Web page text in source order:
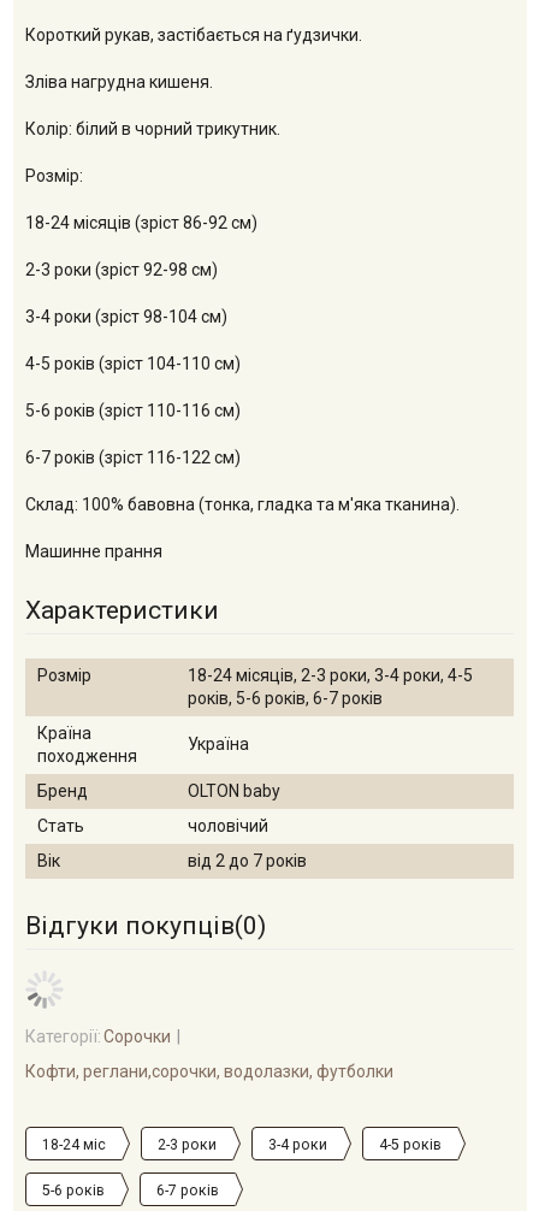
Короткий рукав, застібається на ґудзички.
Зліва нагрудна кишеня.
Колір: білий в чорний трикутник.
Розмір:
18-24 місяців (зріст 86-92 см)
2-3 роки (зріст 92-98 см)
3-4 роки (зріст 98-104 см)
4-5 років (зріст 104-110 см)
5-6 років (зріст 110-116 см)
6-7 років (зріст 116-122 см)
Склад: 100% бавовна (тонка, гладка та м'яка тканина).
Машинне прання
Характеристики
Розмір
18-24 місяців, 2-3 роки, 3-4 роки, 4-5
років, 5-6 років, 6-7 років
Країна
походження
Україна
Бренд
OLTON baby
Стать
чоловічий
Вік
від 2 до 7 років
Відгуки покупців(0)
Категорії:Сорочки
Кофти, реглани,сорочки, водолазки, футболки
18-24 міс 2-3 роки 3-4 роки 4-5 років
5-6 років 6-7 років